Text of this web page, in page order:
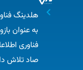
به عنوان
فناوری
صاد تلاش